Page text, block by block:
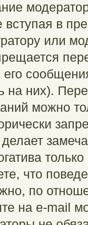
вступая в
или
на них).
можно
что
по
на e-mail